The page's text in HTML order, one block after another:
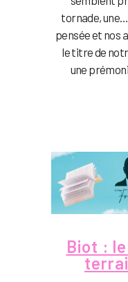
tornade,
pensée et nos
le titre de
une
Biot :